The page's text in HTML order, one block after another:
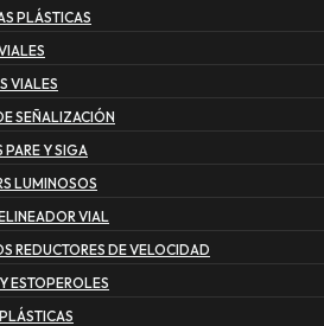
PLÁSTICAS
VIALES
SEÑALIZACIÓN
PARE Y SIGA
LUMINOSOS
VIAL
REDUCTORES DE VELOCIDAD
ESTOPEROLES